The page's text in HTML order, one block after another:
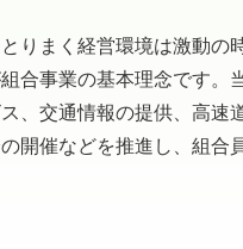
りまく経営環境は激動の
合事業の基本理念です。
、交通情報の提供、高速
開催などを推進し、組合